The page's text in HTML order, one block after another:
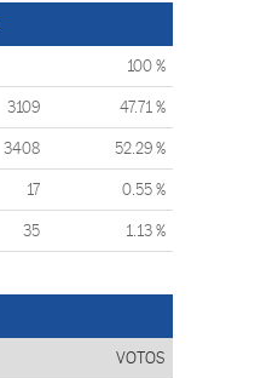
100 %
3109 47.71 %
3408 52.29 %
17 0.55 %
35 1.13 %
VOTOS